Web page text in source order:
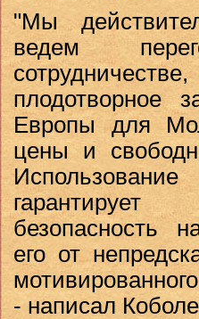
"Мы
ведем
плодотворное
Европы для
цены и
безопасность
его от
- написал